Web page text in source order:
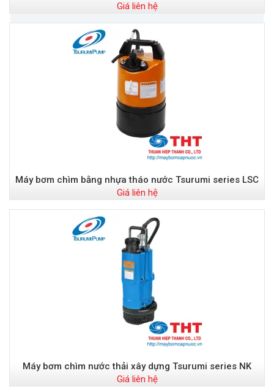
Giá liên hệ
Máy bơm chìm bằng nhựa tháo nước Tsurumi series LSC
Giá liên hệ
Máy bơm chìm nước thải xây dựng Tsurumi series NK
Giá liên hệ